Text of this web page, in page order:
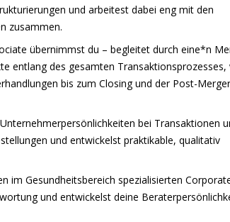
und arbeitest dabei eng mit den
zusammen.
übernimmst du – begleitet durch eine*n
entlang des gesamten Transaktionsprozesses,
bis zum Closing und der Post-
bei Transaktionen
und entwickelst praktikable, qualitativ
im Gesundheitsbereich spezialisierten
und entwickelst deine